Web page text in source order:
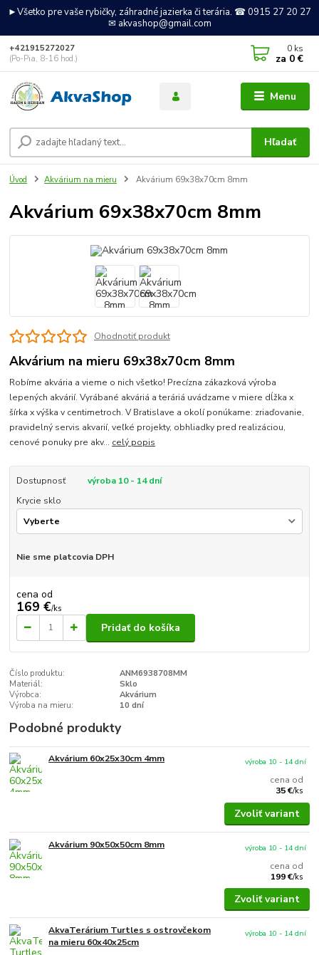
►Všetko pre vaše rybičky, záhradné jazierka či terária. ☎ 0915 27 20 27
✉ akvashop@gmail.com
Menu
Hľadať
+421915272027
(Po-Pia, 8-16 hod.)
0 ks
za 0 €
Úvod Akvárium na mieru Akvárium 69x38x70cm 8mm
Akvárium 69x38x70cm 8mm
Ohodnotiť produkt
Akvárium na mieru 69x38x70cm 8mm
Robíme akvária a vieme o nich všetko! Precízna zákazková výroba
lepených akvárií. Vyrábané akváriá a teráriá uvádzame v miere dĺžka x
šírka x výška v centimetroch. V Bratislave a okolí ponúkame: zriaďovanie,
pravidelný servis akvarií, veľké projekty, obhliadky pred realizáciou,
cenové ponuky pre akv... celý popis
Dostupnosť
výroba 10 - 14 dní
Krycie sklo
Nie sme platcovia DPH
cena od
169 €/ks
Pridať do košíka
Číslo produktu:
ANM6938708MM
Materiál:
Sklo
Výrobca:
Akvárium
Výroba na mieru:
10 dní
Podobné produkty
Akvárium 60x25x30cm 4mm
cena od
35 €/ks
výroba 10 - 14 dní
Zvoliť variant
Akvárium 90x50x50cm 8mm
cena od
199 €/ks
výroba 10 - 14 dní
Zvoliť variant
AkvaTerárium Turtles s ostrovčekom
na mieru 60x40x25cm
výroba 10 - 14 dní